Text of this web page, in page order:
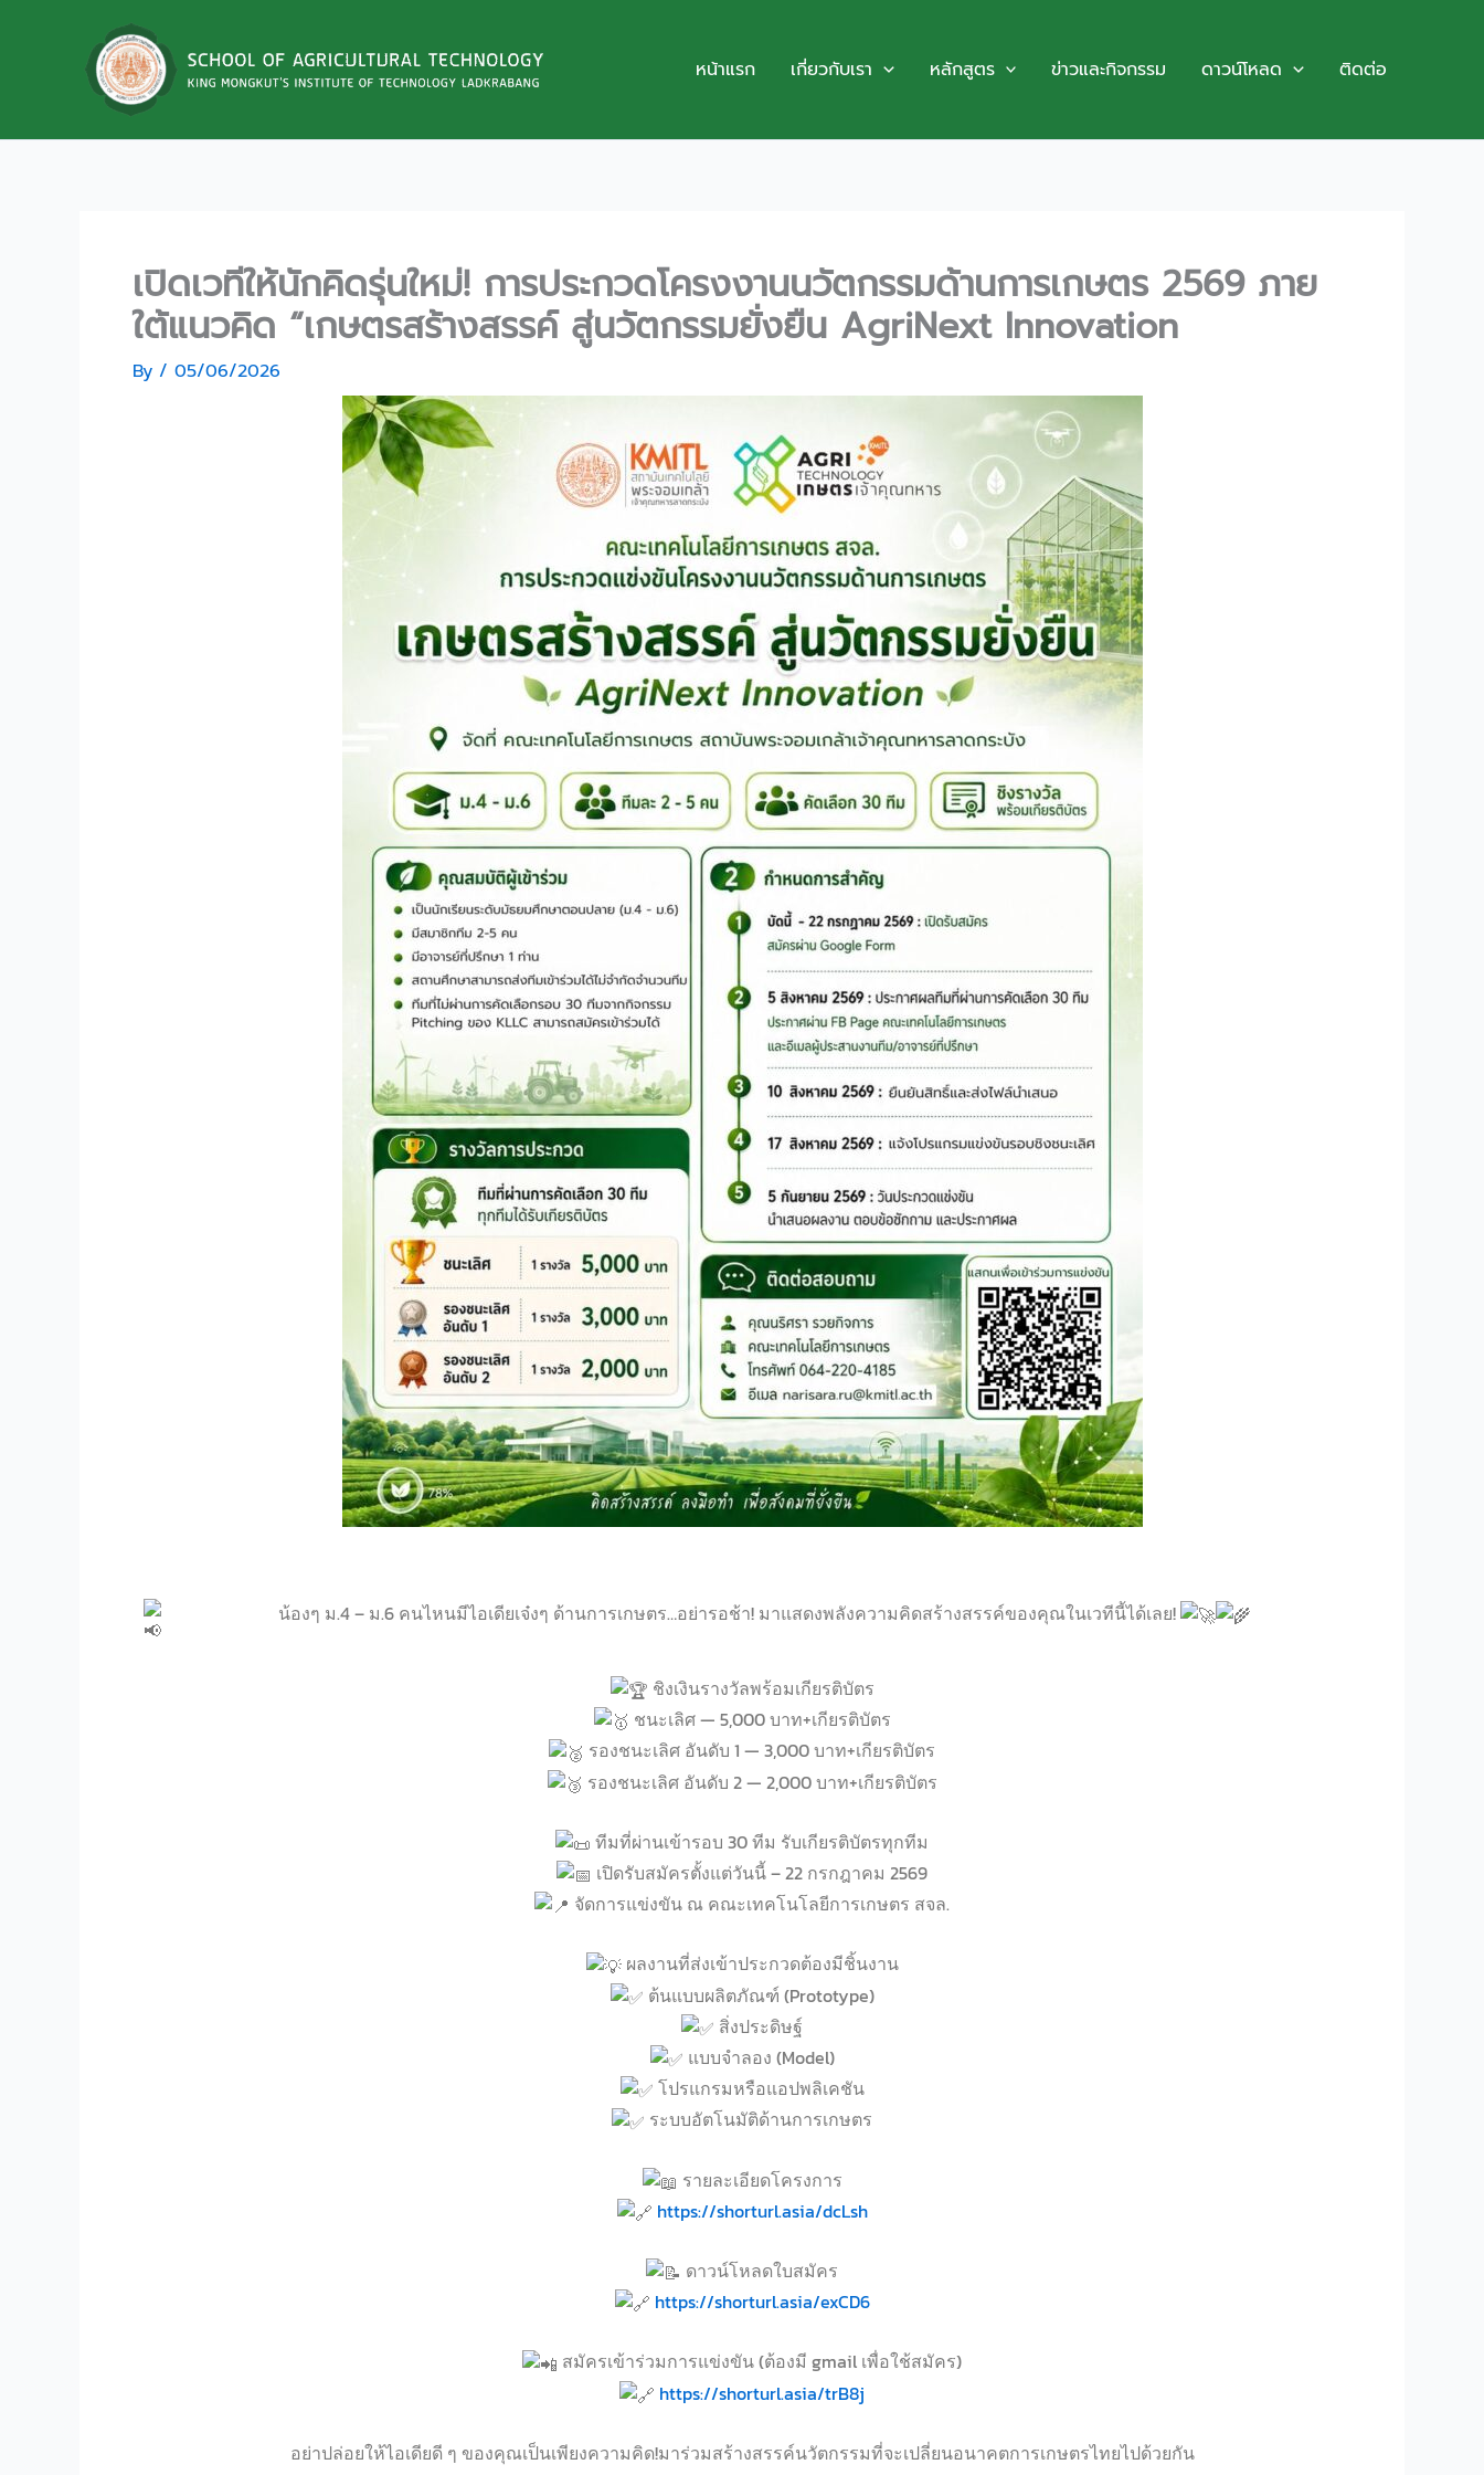
หน้าแรก เกี่ยวกับเรา หลักสูตร ข่าวและกิจกรรม ดาวน์โหลด ติดต่อ
เปิดเวทีให้นักคิดรุ่นใหม่! การประกวดโครงงานนวัตกรรมด้านการเกษตร 2569 ภาย
ใต้แนวคิด “เกษตรสร้างสรรค์ สู่นวัตกรรมยั่งยืน AgriNext Innovation
By / 05/06/2026
น้องๆ ม.4 – ม.6 คนไหนมีไอเดียเจ๋งๆ ด้านการเกษตร…อย่ารอช้า! มาแสดงพลังความคิดสร้างสรรค์ของคุณในเวทีนี้ได้เลย!
ชิงเงินรางวัลพร้อมเกียรติบัตร
ชนะเลิศ — 5,000 บาท+เกียรติบัตร
รองชนะเลิศ อันดับ 1 — 3,000 บาท+เกียรติบัตร
รองชนะเลิศ อันดับ 2 — 2,000 บาท+เกียรติบัตร
ทีมที่ผ่านเข้ารอบ 30 ทีม รับเกียรติบัตรทุกทีม
เปิดรับสมัครตั้งแต่วันนี้ – 22 กรกฎาคม 2569
จัดการแข่งขัน ณ คณะเทคโนโลยีการเกษตร สจล.
ผลงานที่ส่งเข้าประกวดต้องมีชิ้นงาน
ต้นแบบผลิตภัณฑ์ (Prototype)
สิ่งประดิษฐ์
แบบจำลอง (Model)
โปรแกรมหรือแอปพลิเคชัน
ระบบอัตโนมัติด้านการเกษตร
รายละเอียดโครงการ
https://shorturl.asia/dcLsh
ดาวน์โหลดใบสมัคร
https://shorturl.asia/exCD6
สมัครเข้าร่วมการแข่งขัน (ต้องมี gmail เพื่อใช้สมัคร)
https://shorturl.asia/trB8j
อย่าปล่อยให้ไอเดียดี ๆ ของคุณเป็นเพียงความคิด!มาร่วมสร้างสรรค์นวัตกรรมที่จะเปลี่ยนอนาคตการเกษตรไทยไปด้วยกัน